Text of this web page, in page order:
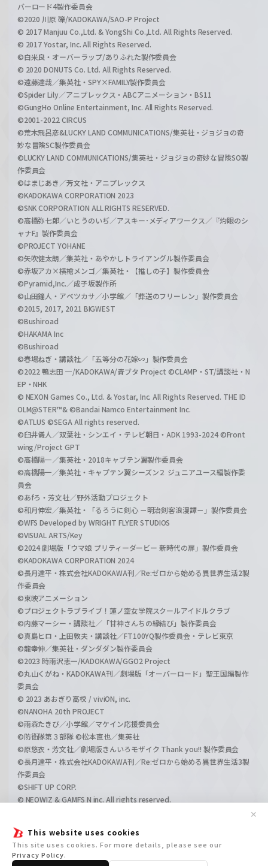
This website uses cookies
This site uses cookies. For more details, please see our
Privacy Policy.
✕
バーロード4製作委員会
©2020 川原 礫/KADOKAWA/SAO-P Project
© 2017 Manjuu Co.,Ltd. & YongShi Co.,Ltd. All Rights Reserved.
© 2017 Yostar, Inc. All Rights Reserved.
©白米良・オーバーラップ/ありふれた製作委員会
© 2020 DONUTS Co. Ltd. All Rights Reserved.
©遠藤達哉／集英社・SPY×FAMILY製作委員会
©Spider Lily／アニプレックス・ABCアニメーション・BS11
©GungHo Online Entertainment, Inc. All Rights Reserved.
©2001-2022 CIRCUS
©荒木飛呂彦&LUCKY LAND COMMUNICATIONS/集英社・ジョジョの奇
妙な冒険SC製作委員会
©LUCKY LAND COMMUNICATIONS/集英社・ジョジョの奇妙な冒険SO製
作委員会
©はまじあき／芳文社・アニプレックス
©KADOKAWA CORPORATION 2023
©SNK CORPORATION ALL RIGHTS RESERVED.
©高橋弥七郎／いとうのいぢ／アスキー･メディアワークス／『灼眼のシ
ャナF』製作委員会
©PROJECT YOHANE
©矢吹健太朗／集英社・あやかしトライアングル製作委員会
©赤坂アカ×横槍メンゴ／集英社・【推しの子】製作委員会
©Pyramid,Inc.／成子坂製作所
©山田鐘人・アベツカサ／小学館／「葬送のフリーレン」製作委員会
©2015, 2017, 2021 BIGWEST
©Bushiroad
©HAKAMA Inc
©Bushiroad
©春場ねぎ・講談社／「五等分の花嫁∽」製作委員会
©2022 鴨志田 一/KADOKAWA/青ブタ Project ©CLAMP・ST/講談社・N
EP・NHK
© NEXON Games Co., Ltd. & Yostar, Inc. All Rights Reserved. THE ID
OLM@STER™& ©Bandai Namco Entertainment Inc.
©ATLUS ©SEGA All rights reserved.
©臼井儀人／双葉社・シンエイ・テレビ朝日・ADK 1993-2024 ©Front
wing/Project GPT
©高橋陽一／集英社・2018キャプテン翼製作委員会
©高橋陽一／集英社・キャプテン翼シーズン２ ジュニアユース編製作委
員会
©あfろ・芳文社／野外活動プロジェクト
©和月伸宏／集英社・「るろうに剣心 －明治剣客浪漫譚－」製作委員会
©WFS Developed by WRIGHT FLYER STUDIOS
©VISUAL ARTS/Key
©2024 劇場版「ウマ娘 プリティーダービー 新時代の扉」製作委員会
©KADOKAWA CORPORATION 2024
©長月達平・株式会社KADOKAWA刊／Re:ゼロから始める異世界生活2製
作委員会
©東映アニメーション
©プロジェクトラブライブ！蓮ノ空女学院スクールアイドルクラブ
©内藤マーシー・講談社／「甘神さんちの縁結び」製作委員会
©真島ヒロ・上田敦夫・講談社／FT100YQ製作委員会・テレビ東京
©龍幸伸／集英社・ダンダダン製作委員会
©2023 時雨沢恵一/KADOKAWA/GGO2 Project
©丸山くがね・KADOKAWA刊／劇場版「オーバーロード」聖王国編製作
委員会
© 2023 あおぎり高校 / viviON, inc.
©NANOHA 20th PROJECT
©雨森たきび／小学館／マケイン応援委員会
©防衛隊第３部隊 ©松本直也／集英社
©原悠衣・芳文社／劇場版きんいろモザイク Thank you!! 製作委員会
©長月達平・株式会社KADOKAWA刊／Re:ゼロから始める異世界生活3製
作委員会
©SHIFT UP CORP.
© NEOWIZ & GAMFS N inc. All rights reserved.
©GIRLS und PANZER Film Projekt
©GIRLS und PANZER Finale Projekt